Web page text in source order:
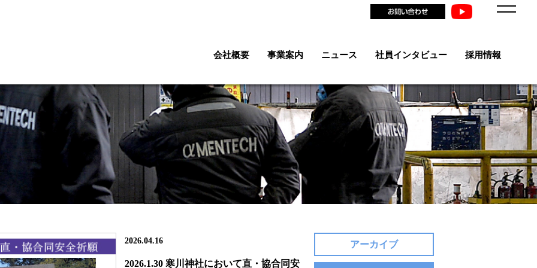
会社概要 事業案内 ニュース 社員インタビュー 採用情報
2026.04.16
2026.1.30 寒川神社において直・協合同安
アーカイブ